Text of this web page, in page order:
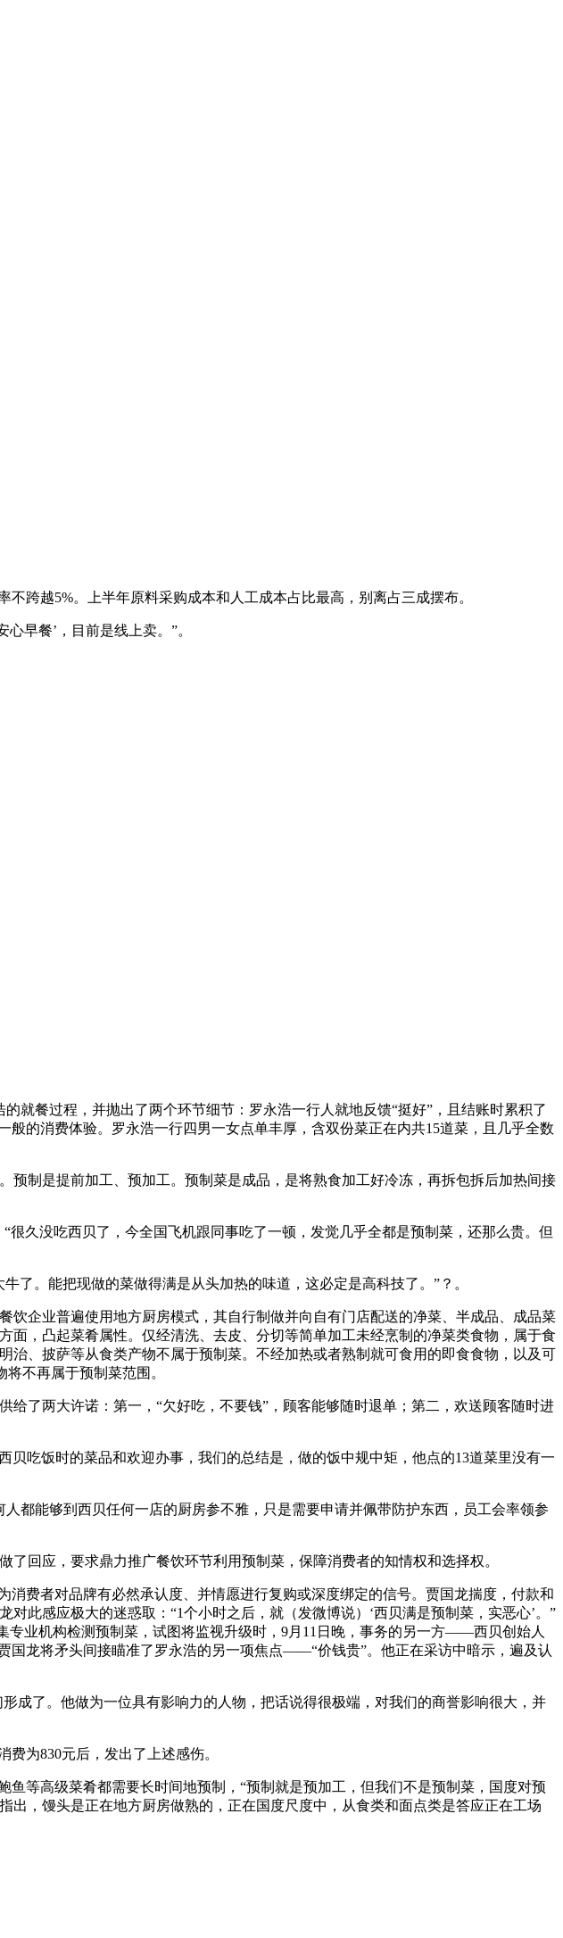
越5%。上半年原料采购成本和人工成本占比最高，别离占三成摆布。
早餐’，目前是线上卖。”。
餐过程，并抛出了两个环节细节：罗永浩一行人就地反馈“挺好”，且结账时累积了
的消费体验。罗永浩一行四男一女点单丰厚，含双份菜正在内共15道菜，且几乎全数
制是提前加工、预加工。预制菜是成品，是将熟食加工好冷冻，再拆包拆后加热间接
久没吃西贝了，今全国飞机跟同事吃了一顿，发觉几乎全都是预制菜，还那么贵。但
。能把现做的菜做得满是从头加热的味道，这必定是高科技了。”？。
企业普遍使用地方厨房模式，其自行制做并向自有门店配送的净菜、半成品、成品菜
，凸起菜肴属性。仅经清洗、去皮、分切等简单加工未经烹制的净菜类食物，属于食
、披萨等从食类产物不属于预制菜。不经加热或者熟制就可食用的即食食物，以及可
不再属于预制菜范围。
了两大许诺：第一，“欠好吃，不要钱”，顾客能够随时退单；第二，欢送顾客随时进
吃饭时的菜品和欢迎办事，我们的总结是，做的饭中规中矩，他点的13道菜里没有一
能够到西贝任何一店的厨房参不雅，只是需要申请并佩带防护东西，员工会率领参
回应，要求鼎力推广餐饮环节利用预制菜，保障消费者的知情权和选择权。
费者对品牌有必然承认度、并情愿进行复购或深度绑定的信号。贾国龙揣度，付款和
此感应极大的迷惑取：“1个小时之后，就（发微博说）‘西贝满是预制菜，实恶心’。”
专业机构检测预制菜，试图将监视升级时，9月11日晚，事务的另一方——西贝创始人
国龙将矛头间接瞄准了罗永浩的另一项焦点——“价钱贵”。他正在采访中暗示，遍及认
了。他做为一位具有影响力的人物，把话说得很极端，对我们的商誉影响很大，并
为830元后，发出了上述感伤。
等高级菜肴都需要长时间地预制，“预制就是预加工，但我们不是预制菜，国度对预
，馒头是正在地方厨房做熟的，正在国度尺度中，从食类和面点类是答应正在工场